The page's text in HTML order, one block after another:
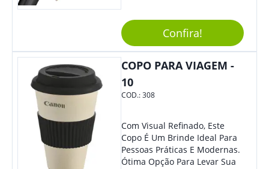
Impressionar. O Acionamento
Da Função Esferográfica É
Feito Por Clic.
Confira!
COPO PARA VIAGEM -
10
COD.:308
Com Visual Refinado, Este
Copo É Um Brinde Ideal Para
Pessoas Práticas E Modernas.
Ótima Opção Para Levar Sua